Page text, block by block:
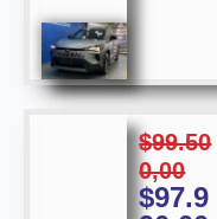
$99.50
0,00
$97.9